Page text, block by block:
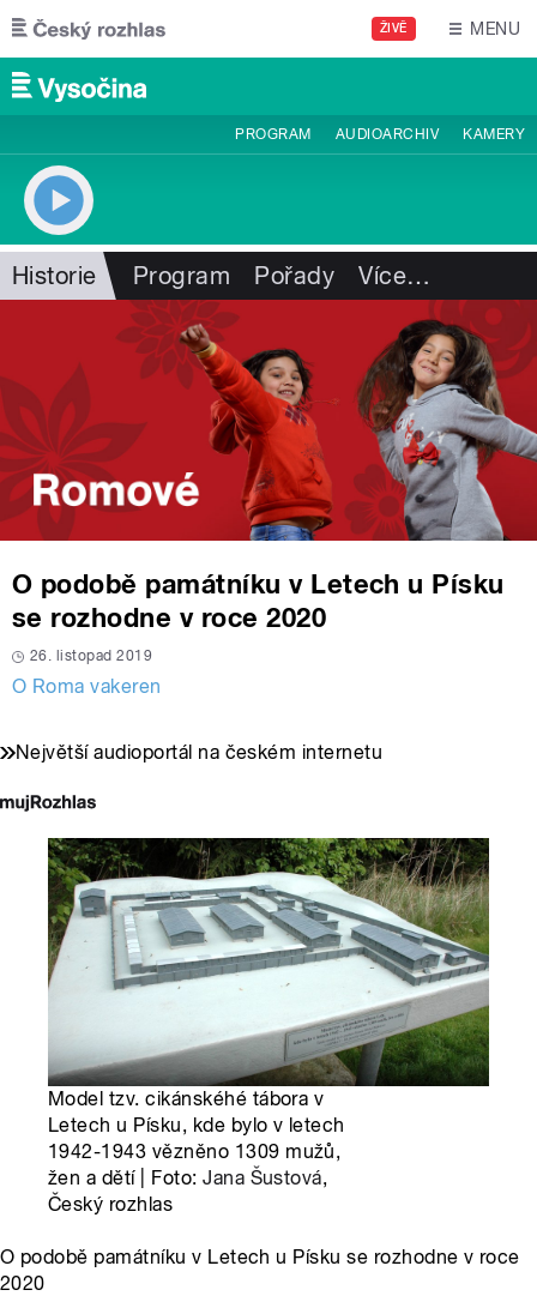
Přejít k hlavnímu obsahu
ŽIVĚ MENU
PROGRAM AUDIOARCHIV KAMERY
Historie Program Pořady Více…
O podobě památníku v Letech u Písku
se rozhodne v roce 2020
26. listopad 2019
O Roma vakeren
Největší audioportál na českém internetu
Model tzv. cikánskéhé tábora v
Letech u Písku, kde bylo v letech
1942-1943 vězněno 1309 mužů,
žen a dětí | Foto:Jana Šustová,
Český rozhlas
O podobě památníku v Letech u Písku se rozhodne v roce
2020